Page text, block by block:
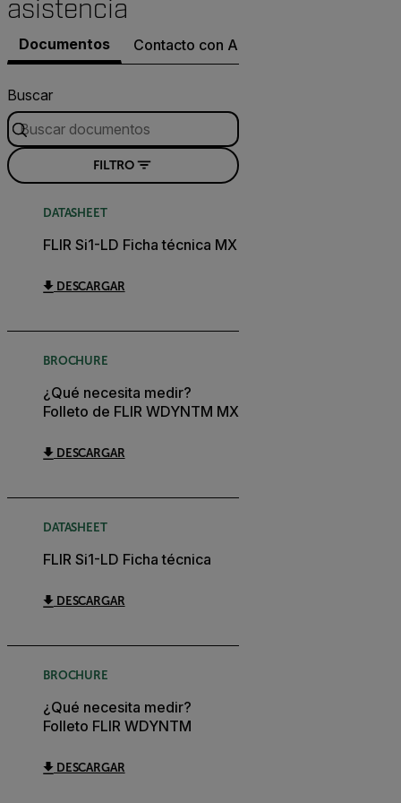
asistencia
Documentos Contacto con Asistencia
Buscar
FILTRO
DATASHEET
FLIR Si1-LD Ficha técnica MX
DESCARGAR
BROCHURE
¿Qué necesita medir?
Folleto de FLIR WDYNTM MX
DESCARGAR
DATASHEET
FLIR Si1-LD Ficha técnica
DESCARGAR
BROCHURE
¿Qué necesita medir?
Folleto FLIR WDYNTM
DESCARGAR